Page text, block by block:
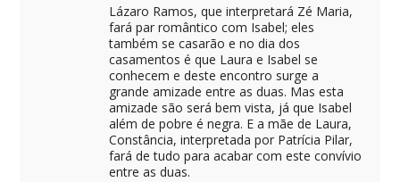
Lázaro Ramos, que interpretará Zé Maria,
fará par romântico com Isabel; eles
também se casarão e no dia dos
casamentos é que Laura e Isabel se
conhecem e deste encontro surge a
grande amizade entre as duas. Mas esta
amizade são será bem vista, já que Isabel
além de pobre é negra. E a mãe de Laura,
Constância, interpretada por Patrícia Pilar,
fará de tudo para acabar com este convívio
entre as duas.